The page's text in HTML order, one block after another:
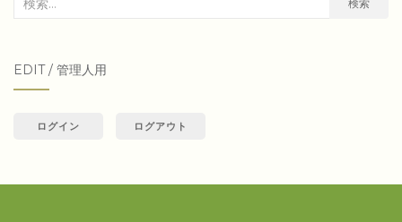
象:
検索
EDIT / 管理人用
ログイン ログアウト